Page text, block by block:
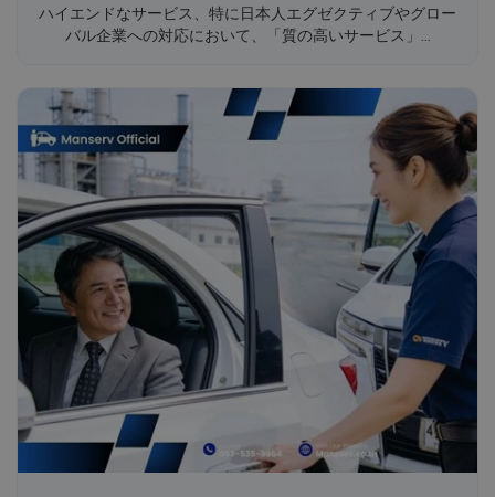
ハイエンドなサービス、特に日本人エグゼクティブやグロー
バル企業への対応において、「質の高いサービス」...